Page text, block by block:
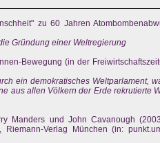
zu 60 Jahren
Gründung einer Weltregierung
Bewegung (in der
ein demokratisches Weltparlament,
aus allen Völkern der Erde rekrutierte
Manders und John Cavanough
Riemann-Verlag München (in: